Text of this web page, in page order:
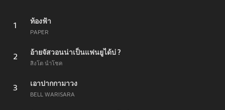
1
ท้องฟ้า
PAPER
2
อ้ายจัสวอนน่าเป็นแฟนยูได้บ่ ?
สิงโต นำโชค
3
เอาปากกามาวง
BELL WARISARA